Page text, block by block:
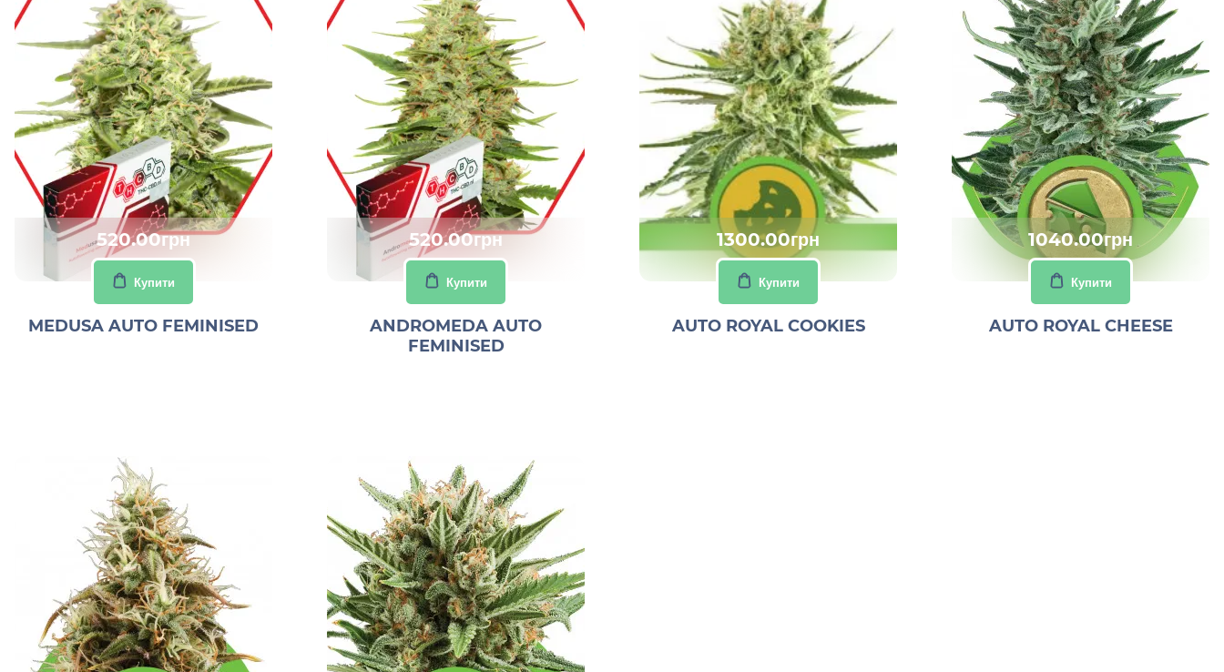
520.00грн
Купити
MEDUSA AUTO FEMINISED
520.00грн
Купити
ANDROMEDA AUTO
FEMINISED
1300.00грн
Купити
AUTO ROYAL COOKIES
1040.00грн
Купити
AUTO ROYAL CHEESE